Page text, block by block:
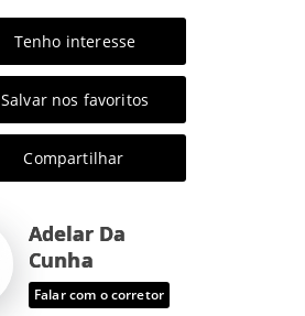
Tenho interesse
Salvar nos favoritos
Compartilhar
Adelar Da
Cunha
Falar com o corretor